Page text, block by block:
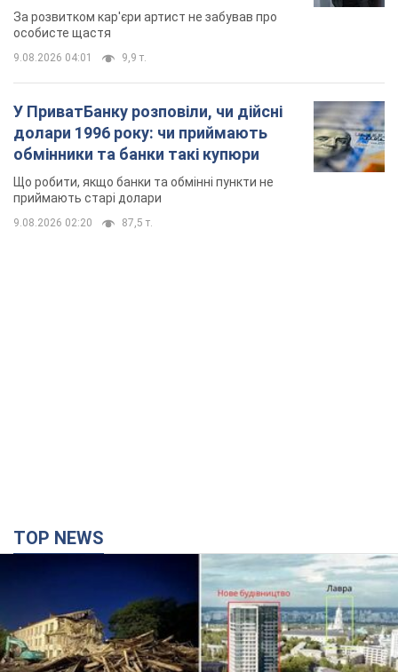
мають
За розвитком кар'єри артист не забував про
особисте щастя
9.08.2026 04:01 9,9 т.
У ПриватБанку розповіли, чи дійсні
долари 1996 року: чи приймають
обмінники та банки такі купюри
Що робити, якщо банки та обмінні пункти не
приймають старі долари
9.08.2026 02:20 87,5 т.
TOP NEWS